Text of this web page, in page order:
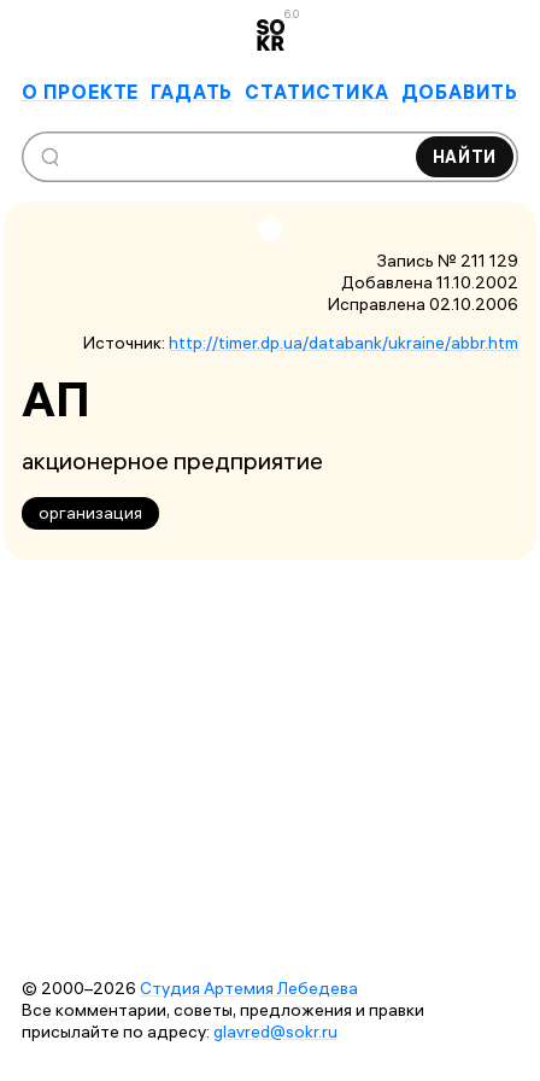
6.0
О ПРОЕКТЕ ГАДАТЬ СТАТИСТИКА ДОБАВИТЬ
НАЙТИ
Запись № 211 129
Добавлена 11.10.2002
Исправлена 02.10.2006
Источник: http://timer.dp.ua/databank/ukraine/abbr.htm
АП
акционерное предприятие
организация
© 2000–2026 Студия Артемия Лебедева
Все комментарии, советы, предложения и правки
присылайте по адресу: glavred@sokr.ru